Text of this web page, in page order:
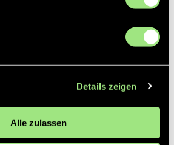
Details zeigen
Alle zulassen